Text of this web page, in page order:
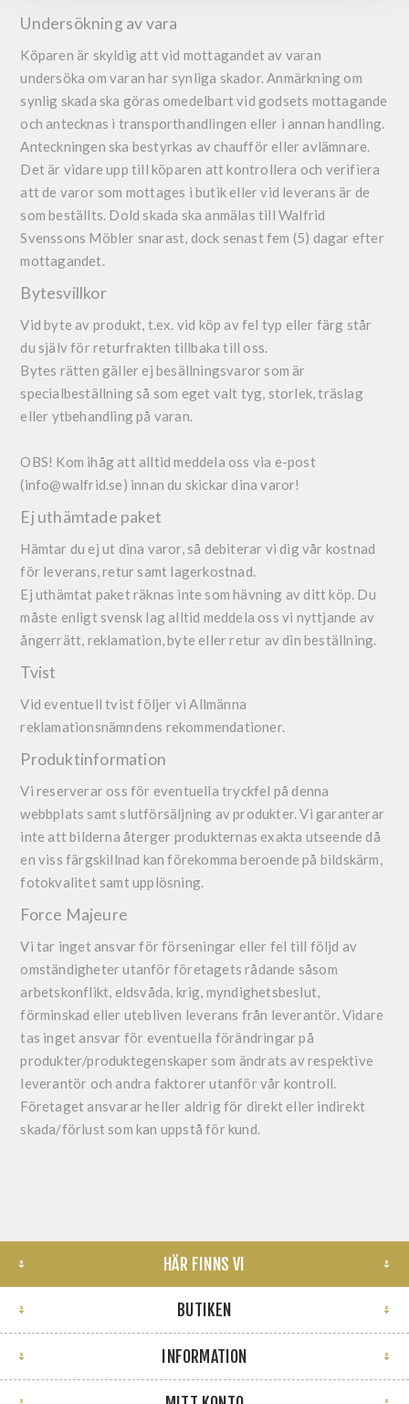
Undersökning av vara
Köparen är skyldig att vid mottagandet av varan
undersöka om varan har synliga skador. Anmärkning om
synlig skada ska göras omedelbart vid godsets mottagande
och antecknas i transporthandlingen eller i annan handling.
Anteckningen ska bestyrkas av chaufför eller avlämnare.
Det är vidare upp till köparen att kontrollera och verifiera
att de varor som mottages i butik eller vid leverans är de
som beställts. Dold skada ska anmälas till Walfrid
Svenssons Möbler snarast, dock senast fem (5) dagar efter
mottagandet.
Bytesvillkor
Vid byte av produkt, t.ex. vid köp av fel typ eller färg står
du själv för returfrakten tillbaka till oss.
Bytes rätten gäller ej besällningsvaror som är
specialbeställning så som eget valt tyg, storlek, träslag
eller ytbehandling på varan.
OBS! Kom ihåg att alltid meddela oss via e-post
(info@walfrid.se) innan du skickar dina varor!
Ej uthämtade paket
Hämtar du ej ut dina varor, så debiterar vi dig vår kostnad
för leverans, retur samt lagerkostnad.
Ej uthämtat paket räknas inte som hävning av ditt köp. Du
måste enligt svensk lag alltid meddela oss vi nyttjande av
ångerrätt, reklamation, byte eller retur av din beställning.
Tvist
Vid eventuell tvist följer vi Allmänna
reklamationsnämndens rekommendationer.
Produktinformation
Vi reserverar oss för eventuella tryckfel på denna
webbplats samt slutförsäljning av produkter. Vi garanterar
inte att bilderna återger produkternas exakta utseende då
en viss färgskillnad kan förekomma beroende på bildskärm,
fotokvalitet samt upplösning.
Force Majeure
Vi tar inget ansvar för förseningar eller fel till följd av
omständigheter utanför företagets rådande såsom
arbetskonflikt, eldsvåda, krig, myndighetsbeslut,
förminskad eller utebliven leverans från leverantör. Vidare
tas inget ansvar för eventuella förändringar på
produkter/produktegenskaper som ändrats av respektive
leverantör och andra faktorer utanför vår kontroll.
Företaget ansvarar heller aldrig för direkt eller indirekt
skada/förlust som kan uppstå för kund.
HÄR FINNS VI
BUTIKEN
INFORMATION